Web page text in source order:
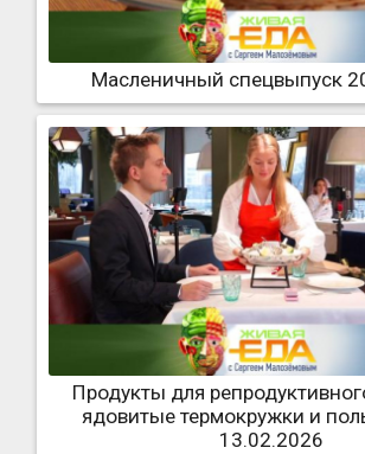
Масленичный спецвыпуск
Продукты для
ядовитые термокружки и
13.02.2026